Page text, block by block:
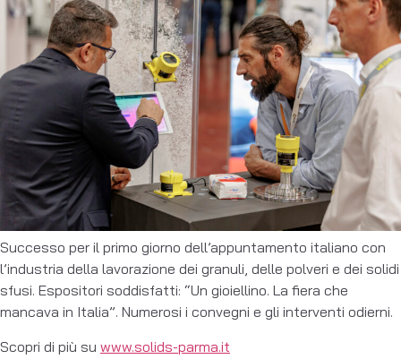
Successo per il primo giorno dell’appuntamento italiano con
l’industria della lavorazione dei granuli, delle polveri e dei solidi
sfusi. Espositori soddisfatti: “Un gioiellino. La fiera che
mancava in Italia”. Numerosi i convegni e gli interventi odierni.
Scopri di più su www.solids-parma.it